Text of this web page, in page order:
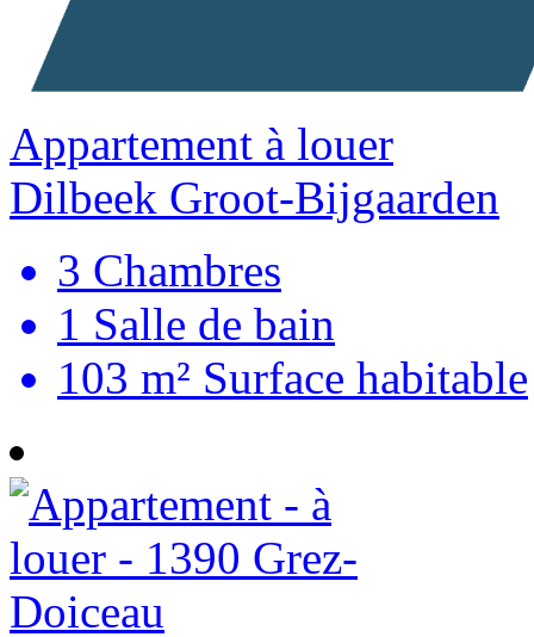
Appartement à louer
Dilbeek Groot-Bijgaarden
3 Chambres
1 Salle de bain
103 m² Surface habitable